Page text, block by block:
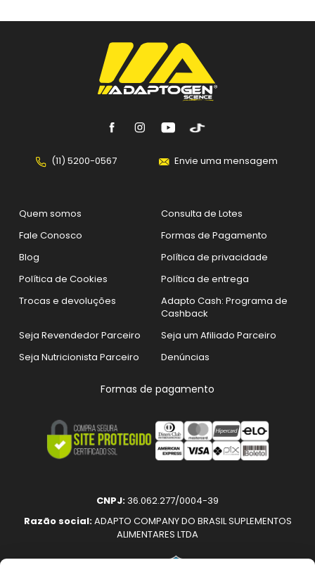
(11) 5200-0567 Envie uma mensagem
Quem somos
Consulta de Lotes
Fale Conosco
Formas de Pagamento
Blog
Política de privacidade
Política de Cookies
Política de entrega
Trocas e devoluções
Adapto Cash: Programa de
Cashback
Seja Revendedor Parceiro
Seja um Afiliado Parceiro
Seja Nutricionista Parceiro
Denúncias
Formas de pagamento
CNPJ: 36.062.277/0004-39
Razão social:ADAPTO COMPANY DO BRASIL SUPLEMENTOS
ALIMENTARES LTDA